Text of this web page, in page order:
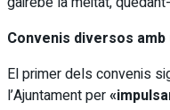
Convenis diversos
El primer dels convenis
l’Ajuntament per